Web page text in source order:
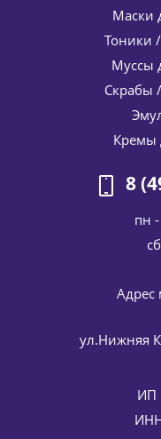
Маски
Тоники
Муссы
Скрабы
Кремы
8
пн
Адрес
ул.Нижняя
ИП